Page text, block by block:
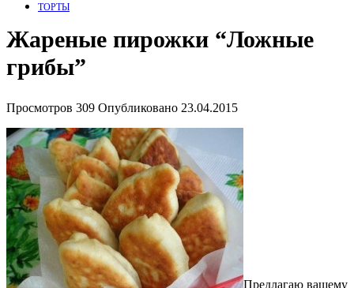
ТОРТЫ
Жареные пирожки “Ложные
грибы”
Просмотров 309 Опубликовано 23.04.2015
Предлагаю вашему